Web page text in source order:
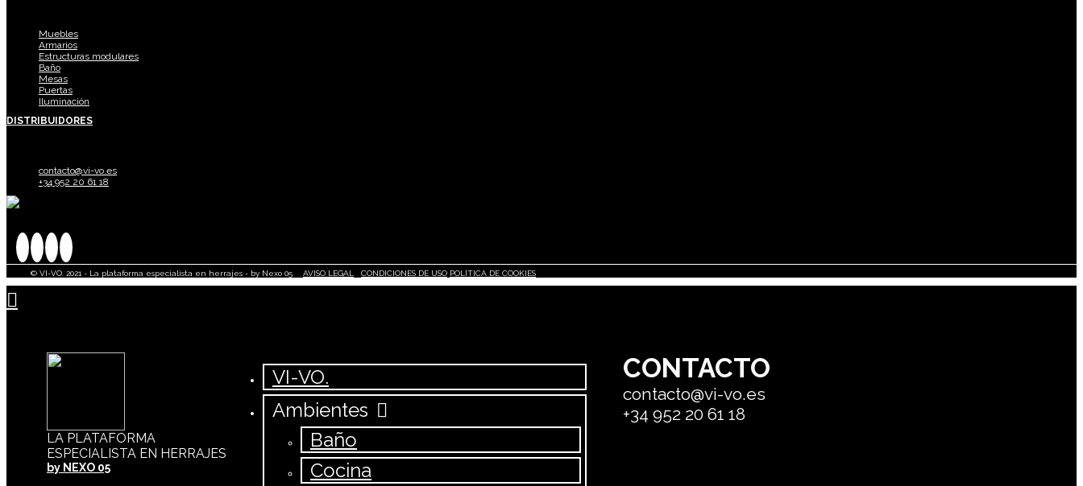
Muebles
Armarios
Estructuras modulares
Baño
Mesas
Puertas
Iluminación
DISTRIBUIDORES
contacto@vi-vo.es
+34 952 20 61 18
© VI-VO. 2021 - La plataforma especialista en herrajes - by Nexo 05 AVISO LEGAL CONDICIONES DE USO POLÍTICA DE COOKIES
LA PLATAFORMA
ESPECIALISTA EN HERRAJES
by NEXO 05
VI-VO.
Ambientes
Baño
Cocina
CONTACTO
contacto@vi-vo.es
+34 952 20 61 18